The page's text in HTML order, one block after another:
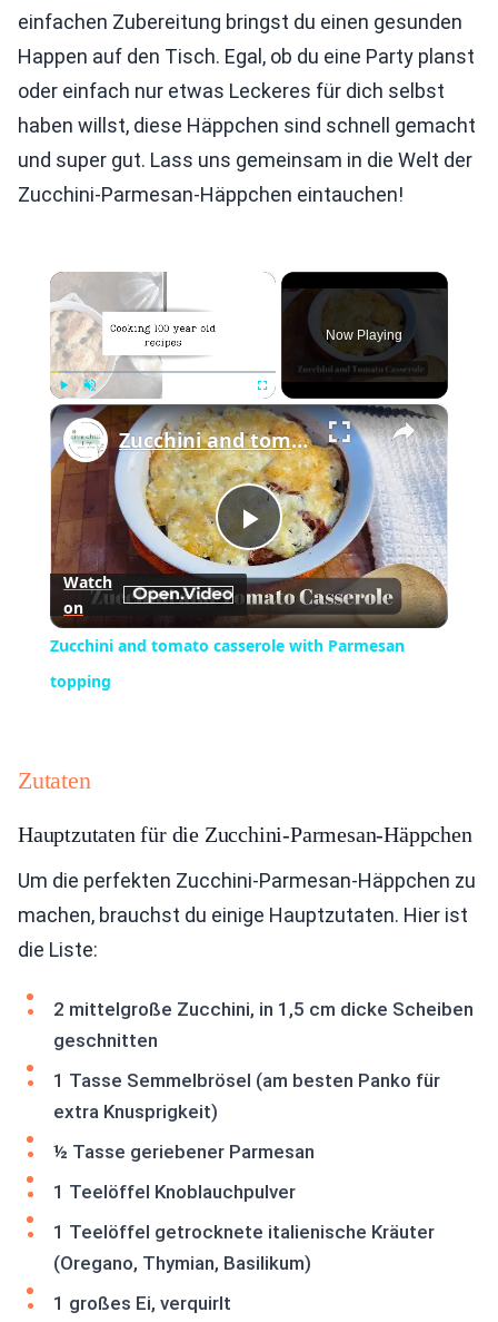
einfachen Zubereitung bringst du einen gesunden
Happen auf den Tisch. Egal, ob du eine Party planst
oder einfach nur etwas Leckeres für dich selbst
haben willst, diese Häppchen sind schnell gemacht
und super gut. Lass uns gemeinsam in die Welt der
Zucchini-Parmesan-Häppchen eintauchen!
×
Play Unmute Fullscreen
Now Playing
×
Play
Video
Zucchini and tomato casserole with Parmesan topping
Watch
on
Zucchini and tomato casserole with Parmesan
topping
Zutaten
Hauptzutaten für die Zucchini-Parmesan-Häppchen
Um die perfekten Zucchini-Parmesan-Häppchen zu
machen, brauchst du einige Hauptzutaten. Hier ist
die Liste:
2 mittelgroße Zucchini, in 1,5 cm dicke Scheiben
geschnitten
1 Tasse Semmelbrösel (am besten Panko für
extra Knusprigkeit)
½ Tasse geriebener Parmesan
1 Teelöffel Knoblauchpulver
1 Teelöffel getrocknete italienische Kräuter
(Oregano, Thymian, Basilikum)
1 großes Ei, verquirlt